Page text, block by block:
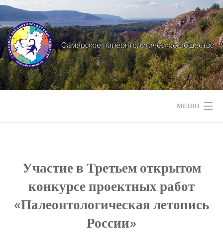
Перейти
содержимому
МЕНЮ
НАШИ МЕРОПРИЯТИЯ
НАШИ ЭКСПЕДИЦИИ
СТРАТИГРАФИЯ РЕГИОНА
Участие в Третьем открытом
конкурсе проектных работ
«Палеонтологическая летопись
России»